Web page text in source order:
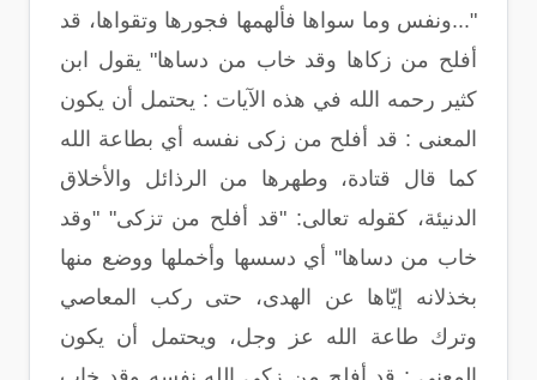
"...ونفس وما سواها فألهمها فجورها وتقواها، قد
أفلح من زكاها وقد خاب من دساها" يقول ابن
كثير رحمه الله في هذه الآيات : يحتمل أن يكون
المعنى : قد أفلح من زكى نفسه أي بطاعة الله
كما قال قتادة، وطهرها من الرذائل والأخلاق
الدنيئة، كقوله تعالى: "قد أفلح من تزكى" "وقد
خاب من دساها" أي دسسها وأخملها ووضع منها
بخذلانه إيّاها عن الهدى، حتى ركب المعاصي
وترك طاعة الله عز وجل، ويحتمل أن يكون